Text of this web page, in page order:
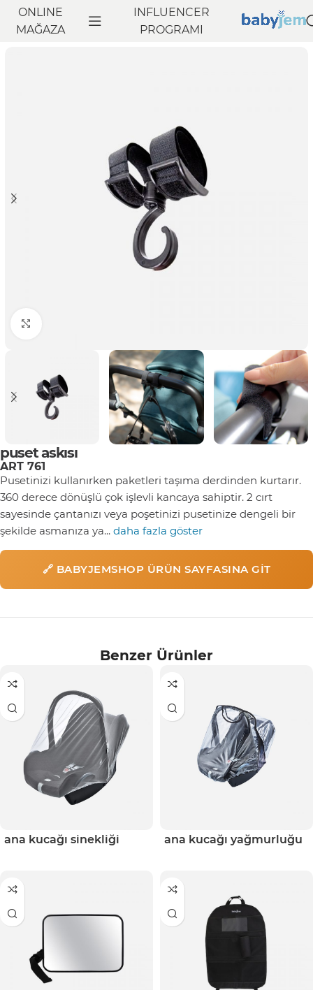
ONLINE
MAĞAZA
INFLUENCER
PROGRAMI
Anasayfa Seyahat Puset Aksesuarları
puset askısı
ART 761
Pusetinizi kullanırken paketleri taşıma derdinden kurtarır.
360 derece dönüşlü çok işlevli kancaya sahiptir. 2 cırt
sayesinde çantanızı veya poşetinizi pusetinize dengeli bir
şekilde asmanıza ya... daha fazla göster
🔗 BABYJEMSHOP ÜRÜN SAYFASINA GIT
Benzer Ürünler
ana kucağı sinekliği ana kucağı yağmurluğu